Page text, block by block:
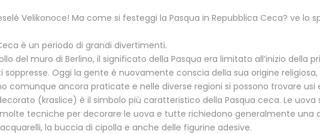
Velikonoce! Ma come si festeggi la Pasqua in Repubblica Ceca? ve lo
è un periodo di grandi divertimenti.
del muro di Berlino, il significato della Pasqua era limitato all’inizio
Oggi la gente è nuovamente conscia della sua origine
comunque ancora praticate e nelle diverse regioni si possono trovare usi
(kraslice) è il simbolo più caratteristico della Pasqua ceca. Le
tecniche per decorare le uova e tutte richiedono generalmente una
la buccia di cipolla e anche delle figurine adesive.